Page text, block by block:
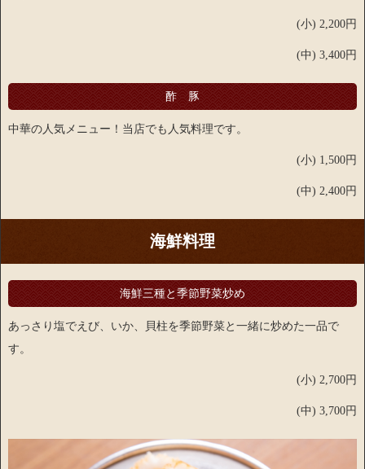
(小) 2,200円
(中) 3,400円
酢 豚
中華の人気メニュー！当店でも人気料理です。
(小) 1,500円
(中) 2,400円
海鮮料理
海鮮三種と季節野菜炒め
あっさり塩でえび、いか、貝柱を季節野菜と一緒に炒めた一品で
す。
(小) 2,700円
(中) 3,700円